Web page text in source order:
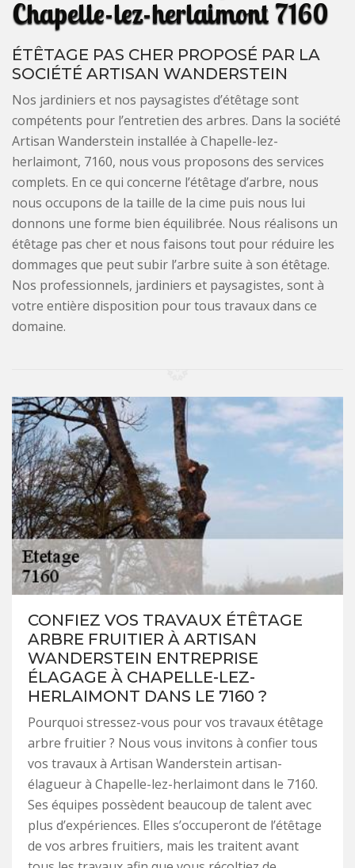
Chapelle-lez-herlaimont 7160
ÉTÊTAGE PAS CHER PROPOSÉ PAR LA
SOCIÉTÉ ARTISAN WANDERSTEIN
Nos jardiniers et nos paysagistes d’étêtage sont
compétents pour l’entretien des arbres. Dans la société
Artisan Wanderstein installée à Chapelle-lez-
herlaimont, 7160, nous vous proposons des services
complets. En ce qui concerne l’étêtage d’arbre, nous
nous occupons de la taille de la cime puis nous lui
donnons une forme bien équilibrée. Nous réalisons un
étêtage pas cher et nous faisons tout pour réduire les
dommages que peut subir l’arbre suite à son étêtage.
Nos professionnels, jardiniers et paysagistes, sont à
votre entière disposition pour tous travaux dans ce
domaine.
CONFIEZ VOS TRAVAUX ÉTÊTAGE
ARBRE FRUITIER À ARTISAN
WANDERSTEIN ENTREPRISE
ÉLAGAGE À CHAPELLE-LEZ-
HERLAIMONT DANS LE 7160 ?
Pourquoi stressez-vous pour vos travaux étêtage
arbre fruitier ? Nous vous invitons à confier tous
vos travaux à Artisan Wanderstein artisan-
élagueur à Chapelle-lez-herlaimont dans le 7160.
Ses équipes possèdent beaucoup de talent avec
plus d’expériences. Elles s’occuperont de l’étêtage
de vos arbres fruitiers, mais les traitent avant